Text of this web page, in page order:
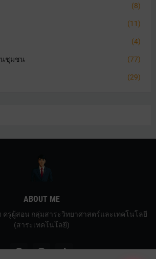
(8)
(11)
(4)
นชุมชน (77)
(29)
ABOUT ME
ครูผู้สอน กลุ่มสาระวิทยาศาสตร์และเทคโนโลยี
(สาระเทคโนโลยี)